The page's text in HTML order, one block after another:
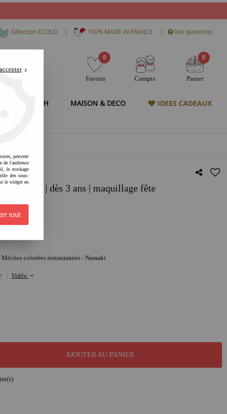
Sélection ECOLO | 100% MADE IN FRANCE | Vos questions
0
Favoris Compte
0
Panier
& HIGH TECH MAISON & DECO IDEES CADEAUX
- Violet | dès 3 ans | maquillage fête
!
colorées instantanées - Namaki
Vidéo
AJOUTER AU PANIER
peuvent
de l'audience
le stockage
des sous-
le widget en
tout